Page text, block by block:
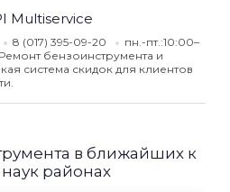
Multiservice
8 (017) 395-09-20
пн.-пт.:10:00–
Ремонт бензоинструмента и
система скидок для клиентов
в ближайших к
районах